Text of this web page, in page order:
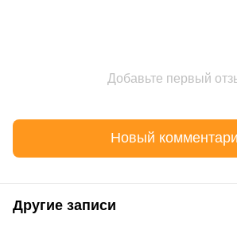
Добавьте первый
Новый
Другие записи